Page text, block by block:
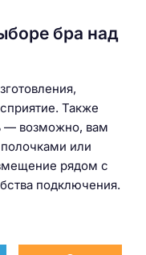
бра над
Также
— возможно, вам
или
рядом с
подключения.